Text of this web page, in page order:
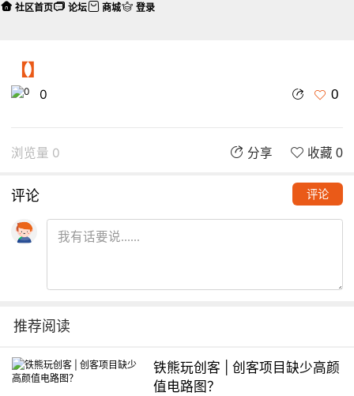
【】
0 0
浏览量 0 分享 收藏 0
评论 评论
推荐阅读
铁熊玩创客 | 创客项目缺少高颜
值电路图？
社区首页 论坛 商城 登录